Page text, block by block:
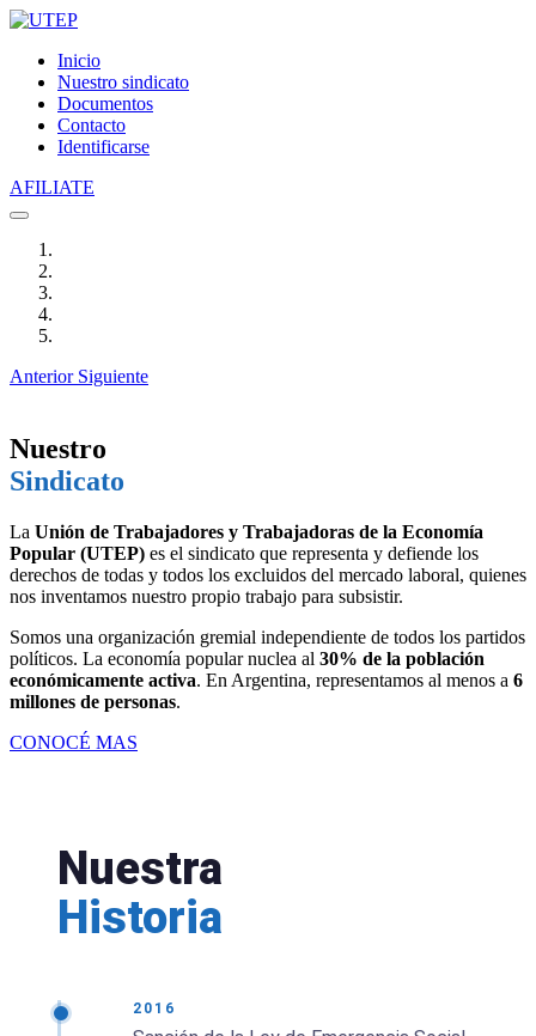
Inicio
Nuestro sindicato
Documentos
Contacto
Identificarse
AFILIATE
Anterior Siguiente
Nuestro
Sindicato
La Unión de Trabajadores y Trabajadoras de la Economía
Popular (UTEP) es el sindicato que representa y defiende los
derechos de todas y todos los excluidos del mercado laboral, quienes
nos inventamos nuestro propio trabajo para subsistir.
Somos una organización gremial independiente de todos los partidos
políticos. La economía popular nuclea al 30% de la población
económicamente activa. En Argentina, representamos al menos a 6
millones de personas.
CONOCÉ MAS
Nuestra
Historia
2016